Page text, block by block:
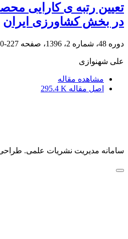
تعیین رتبه ی کارایی
در بخش کشاورزی ایران
دوره 48، شماره 2، 1396، صفحه 227-240
علی شهنوازی
مشاهده مقاله
اصل مقاله 295.4 K
سامانه مدیریت نشریات علمی. طراحی